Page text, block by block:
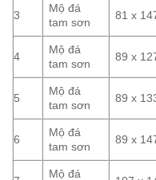
3
Mộ đá
tam sơn
81 x
4
Mộ đá
tam sơn
89 x
5
Mộ đá
tam sơn
89 x
6
Mộ đá
tam sơn
89 x
Mộ đá